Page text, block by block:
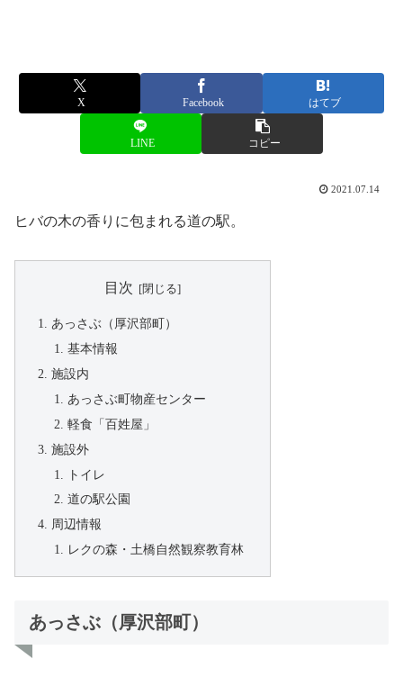
X Facebook はてブ
LINE コピー
2021.07.14
ヒバの木の香りに包まれる道の駅。
目次
あっさぶ（厚沢部町）
基本情報
施設内
あっさぶ町物産センター
軽食「百姓屋」
施設外
トイレ
道の駅公園
周辺情報
レクの森・土橋自然観察教育林
あっさぶ（厚沢部町）